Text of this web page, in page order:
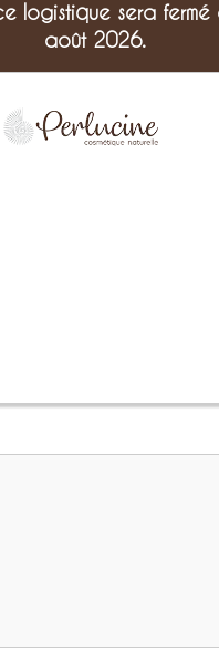
logistique sera
août 2026.